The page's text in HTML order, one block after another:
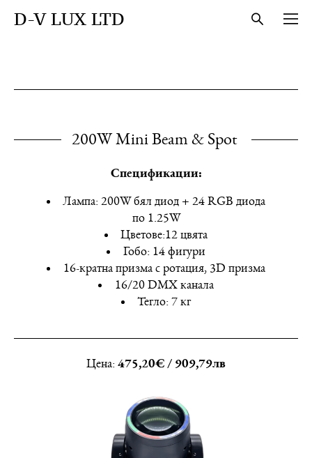
D-V LUX LTD
200W Mini Beam & Spot
Спецификации:
Лампа: 200W бял диод + 24 RGB диода
по 1.25W
Цветове:12 цвята
Гобо: 14 фигури
16-кратна призма с ротация, 3D призма
16/20 DMX канала
Тегло: 7 кг
Цена: 475,20€ / 909,79лв